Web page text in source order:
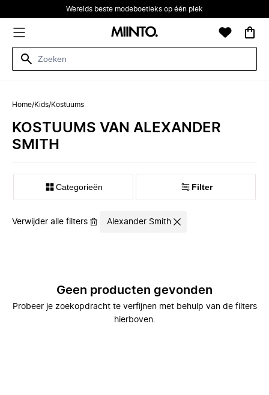
Werelds beste modeboetieks op één plek
Home/Kids/Kostuums
KOSTUUMS VAN ALEXANDER
SMITH
Categorieën Filter
Verwijder alle filters Alexander Smith
Geen producten gevonden
Probeer je zoekopdracht te verfijnen met behulp van de filters
hierboven.